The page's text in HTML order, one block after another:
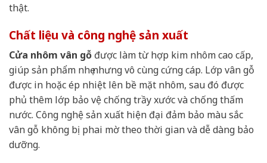
thật.
Chất liệu và công nghệ sản xuất
Cửa nhôm vân gỗ được làm từ hợp kim nhôm cao cấp,
giúp sản phẩm nhẹ nhưng vô cùng cứng cáp. Lớp vân gỗ
được in hoặc ép nhiệt lên bề mặt nhôm, sau đó được
phủ thêm lớp bảo vệ chống trầy xước và chống thấm
nước. Công nghệ sản xuất hiện đại đảm bảo màu sắc
vân gỗ không bị phai mờ theo thời gian và dễ dàng bảo
dưỡng.